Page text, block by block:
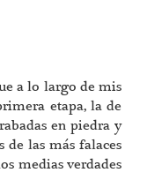
a lo largo de mis
etapa, la de
en piedra y
las más falaces
medias verdades